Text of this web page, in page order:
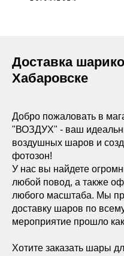
Доставка
Хабаровске
Добро пожаловать в
"ВОЗДУХ" - ваш
воздушных шаров и
фотозон!
У нас вы найдете
любой повод, а также
любого масштаба. Мы
доставку шаров по
мероприятие прошло
Хотите заказать шары